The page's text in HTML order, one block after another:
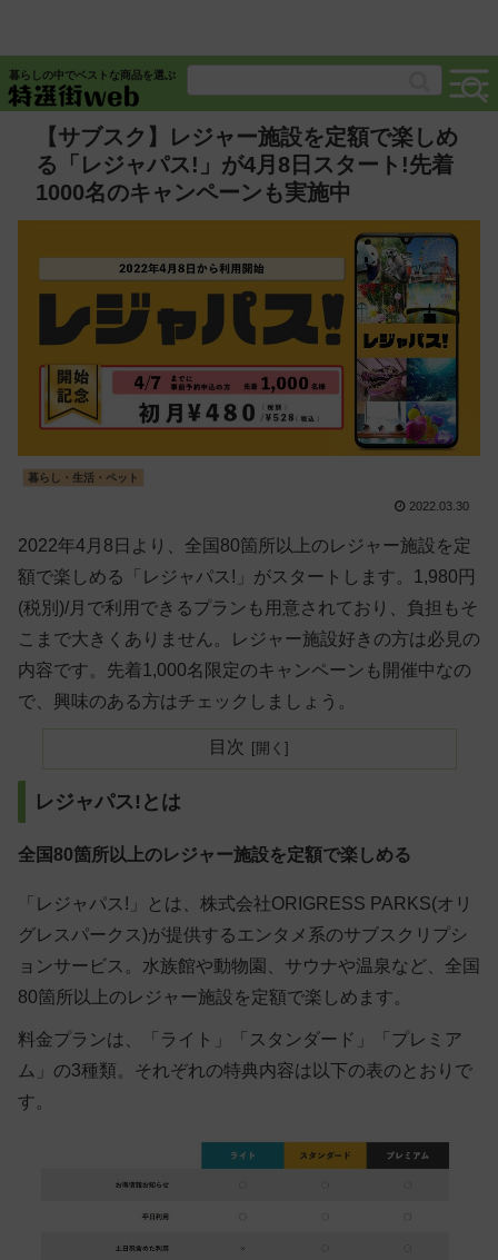
暮らしの中でベストな商品を選ぶ
【サブスク】レジャー施設を定額で楽しめ
る「レジャパス!」が4月8日スタート!先着
1000名のキャンペーンも実施中
暮らし・生活・ペット
2022.03.30
2022年4月8日より、全国80箇所以上のレジャー施設を定
額で楽しめる「レジャパス!」がスタートします。1,980円
(税別)/月で利用できるプランも用意されており、負担もそ
こまで大きくありません。レジャー施設好きの方は必見の
内容です。先着1,000名限定のキャンペーンも開催中なの
で、興味のある方はチェックしましょう。
目次
レジャパス!とは
全国80箇所以上のレジャー施設を定額で楽しめる
「レジャパス!」とは、株式会社ORIGRESS PARKS(オリ
グレスパークス)が提供するエンタメ系のサブスクリプシ
ョンサービス。水族館や動物園、サウナや温泉など、全国
80箇所以上のレジャー施設を定額で楽しめます。
料金プランは、「ライト」「スタンダード」「プレミア
ム」の3種類。それぞれの特典内容は以下の表のとおりで
す。